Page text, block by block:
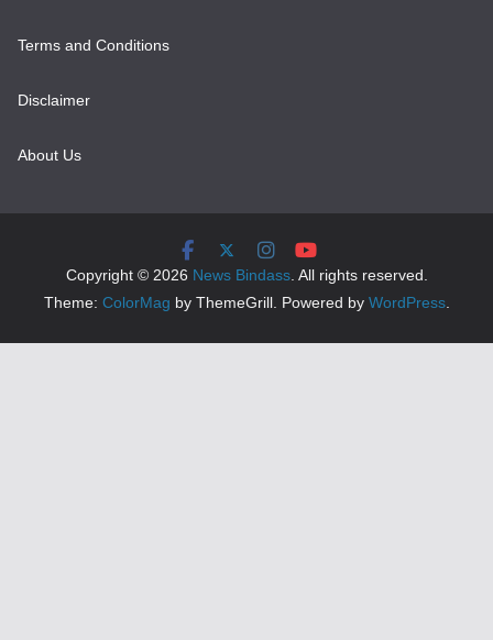
Terms and Conditions
Disclaimer
About Us
Copyright © 2026 News Bindass. All rights reserved.
Theme: ColorMag by ThemeGrill. Powered by WordPress.